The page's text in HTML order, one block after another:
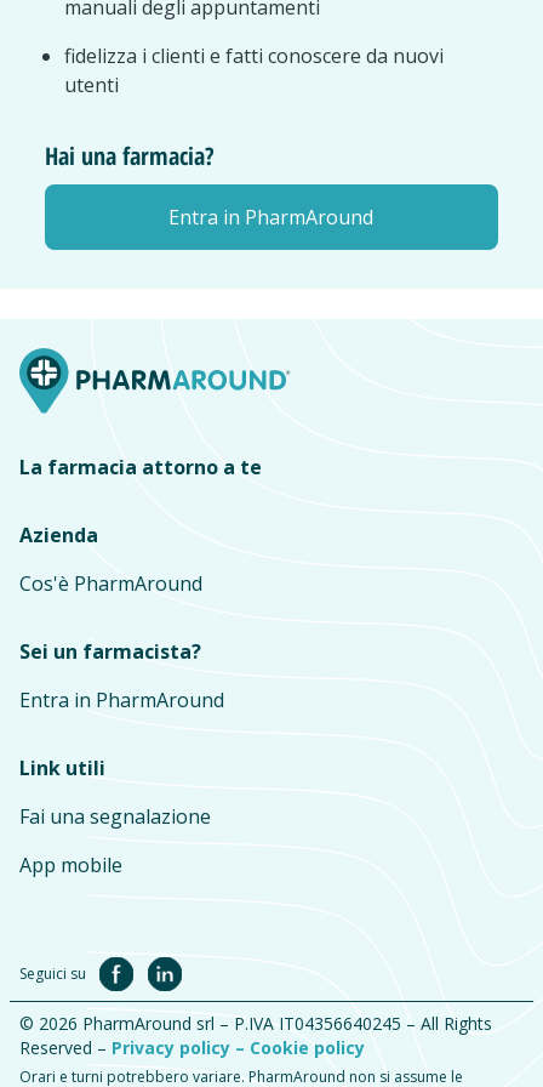
manuali degli appuntamenti
fidelizza i clienti e fatti conoscere da nuovi
utenti
Hai una farmacia?
Entra in PharmAround
La farmacia attorno a te
Azienda
Cos'è PharmAround
Sei un farmacista?
Entra in PharmAround
Link utili
Fai una segnalazione
App mobile
Seguici su
© 2026 PharmAround srl – P.IVA IT04356640245 – All Rights
Reserved – Privacy policy – Cookie policy
Orari e turni potrebbero variare. PharmAround non si assume le